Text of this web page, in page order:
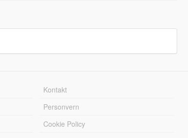
Kontakt
Personvern
Cookie Policy